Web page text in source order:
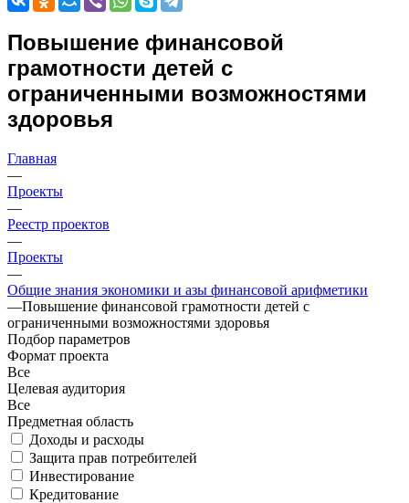
Повышение финансовой
грамотности детей с
ограниченными возможностями
здоровья
Главная
—
Проекты
—
Реестр проектов
—
Проекты
—
Общие знания экономики и азы финансовой арифметики
—Повышение финансовой грамотности детей с
ограниченными возможностями здоровья
Подбор параметров
Формат проекта
Все
Целевая аудитория
Все
Предметная область
Доходы и расходы
Защита прав потребителей
Инвестирование
Кредитование